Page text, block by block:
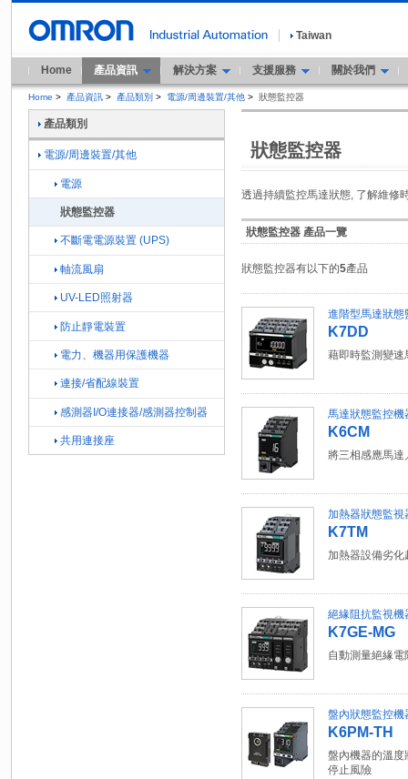
Taiwan
Home 產品資訊 解決方案 支援服務 關於我們
Home > 產品資訊 > 產品類別 > 電源/周邊裝置/其他 > 狀態監控器
狀態監控器
透過持續監控馬達狀態, 了解維修
狀態監控器 產品一覽
狀態監控器有以下的5產品
進階型馬達狀態
K7DD
藉即時監測變速
馬達狀態監控機
K6CM
將三相感應馬達
加熱器狀態監視
K7TM
加熱器設備劣化
絕緣阻抗監視機
K7GE-MG
自動測量絕緣
盤內狀態監控機
K6PM-TH
盤內機器的溫度
停止風險
產品類別
電源/周邊裝置/其他
電源
狀態監控器
不斷電電源裝置 (UPS)
軸流風扇
UV-LED照射器
防止靜電裝置
電力、機器用保護機器
連接/省配線裝置
感測器I/O連接器/感測器控制器
共用連接座